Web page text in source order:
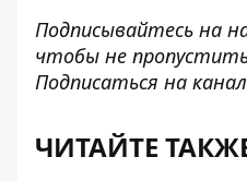
Подписывайтесь на
чтобы не
Подписаться на
ЧИТАЙТЕ